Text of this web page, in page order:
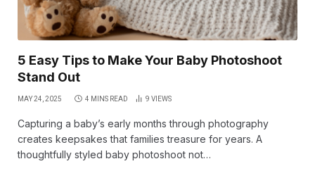
5 Easy Tips to Make Your Baby Photoshoot
Stand Out
MAY 24, 2025 4 MINS READ 9 VIEWS
Capturing a baby’s early months through photography
creates keepsakes that families treasure for years. A
thoughtfully styled baby photoshoot not…